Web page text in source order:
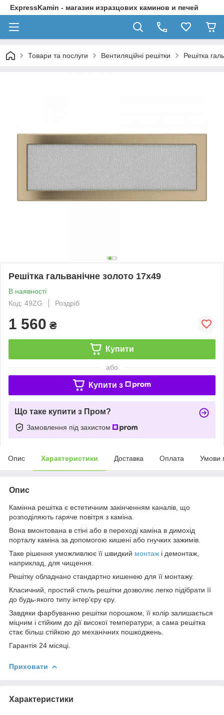
ExpressKamin - магазин изразцових каминов и печей
Товари та послуги Вентиляційні решітки Решітка
Решітка гальванічне золото 17x49
В наявності
Код: 49ZG
Роздріб
1 560 ₴
Купити
або
Купити з
Що таке купити з Пром?
Замовлення під захистом
Опис Характеристики Доставка Оплата Умови
Опис
Камінна решітка є естетичним закінченням каналів, що
розподіляють гаряче повітря з каміна.
Вона вмонтована в стіні або в переході каміна в димохід
порталу каміна за допомогою кишені або гнучких зажимів.
Таке рішення уможливлює її швидкий монтаж і демонтаж,
наприклад, для чищення.
Решітку обладнано стандартно кишенею для її монтажу.
Класичний, простий стиль решітки дозволяє легко підібрати її
до будь-якого типу інтер'єру єру.
Завдяки фарбуванню решітки порошком, її колір залишається
міцним і стійким до дії високої температури, а сама решітка
стає більш стійкою до механічних пошкоджень.
Гарантія 24 місяці.
Приховати
Характеристики